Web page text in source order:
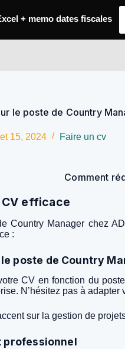
le poste de Country
15, 2024 Faire un cv
Comment
efficace
Country Manager chez
:
poste de Country
CV en fonction du
N’hésitez pas à
sur la gestion de
professionnel
+ memo dates fiscales